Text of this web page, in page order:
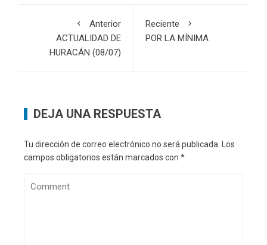
Anterior
ACTUALIDAD DE
HURACÁN (08/07)
Reciente
POR LA MÍNIMA
DEJA UNA RESPUESTA
Tu dirección de correo electrónico no será publicada. Los
campos obligatorios están marcados con *